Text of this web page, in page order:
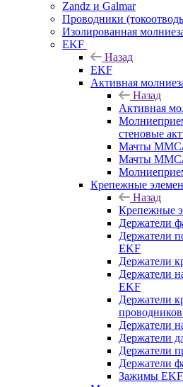
Zandz и Galmar
Проводники
Изолированная
EKF
Назад
EKF
Активная
Назад
Активная
стеновые
Мачты
Мачты
Крепежные
Назад
Крепежные
Держатели
Держатели
EKF
Держатели
Держатели
EKF
Держатели
Держатели
Держатели
Держатели
Держатели
Зажимы EKF